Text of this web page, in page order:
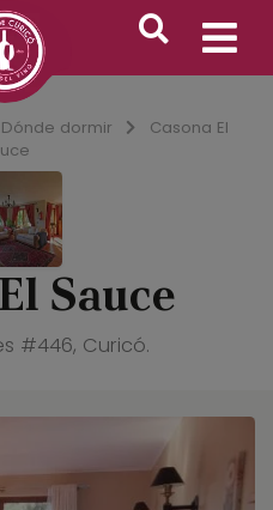
Dónde dormir
Casona El
Sauce
#446, Curicó.